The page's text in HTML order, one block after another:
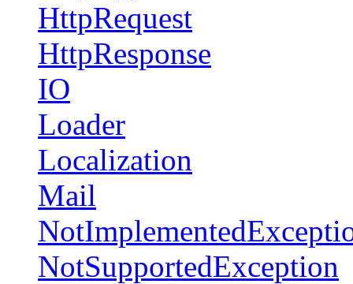
HttpRequest
HttpResponse
IO
Loader
Localization
Mail
NotSupportedException